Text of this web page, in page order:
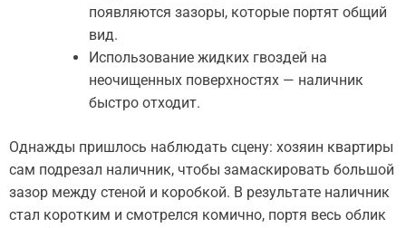
появляются зазоры, которые портят общий
вид.
Использование жидких гвоздей на
неочищенных поверхностях — наличник
быстро отходит.
Однажды пришлось наблюдать сцену: хозяин квартиры
сам подрезал наличник, чтобы замаскировать большой
зазор между стеной и коробкой. В результате наличник
стал коротким и смотрелся комично, портя весь облик